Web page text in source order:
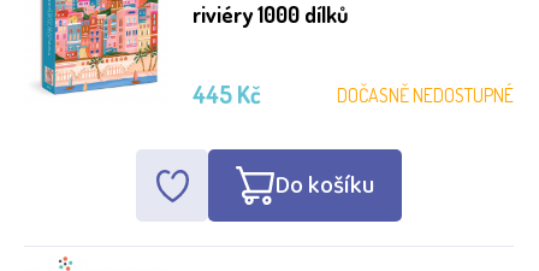
riviéry 1000 dílků
DOČASNĚ NEDOSTUPNÉ
445 Kč
Do košíku